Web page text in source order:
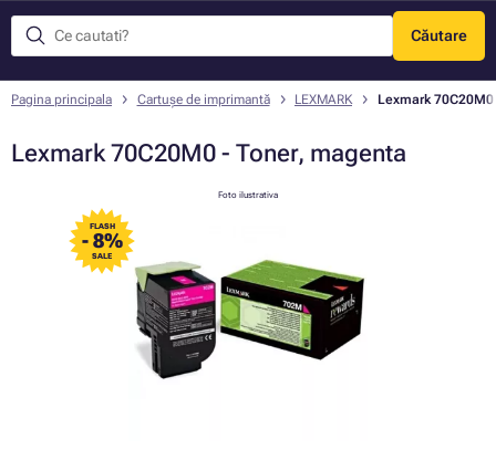
Căutare
Meniu
Pagina principala Cartușe de imprimantă LEXMARK Lexmark
Lexmark 70C20M0 - Toner, magenta
FLASH
- 8%
SALE
Foto ilustrativa